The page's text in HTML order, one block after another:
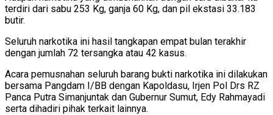
terdiri dari sabu 253 Kg, ganja 60 Kg, dan pil ekstasi 33.183
butir.
Seluruh narkotika ini hasil tangkapan empat bulan terakhir
dengan jumlah 72 tersangka atau 42 kasus.
Acara pemusnahan seluruh barang bukti narkotika ini dilakukan
bersama Pangdam I/BB dengan Kapoldasu, Irjen Pol Drs RZ
Panca Putra Simanjuntak dan Gubernur Sumut, Edy Rahmayadi
serta dihadiri pihak terkait lainnya.